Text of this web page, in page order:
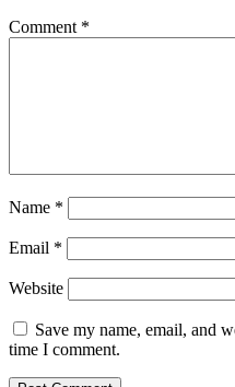
Comment *
Name *
Email *
Website
Save my name, email, and
time I comment.